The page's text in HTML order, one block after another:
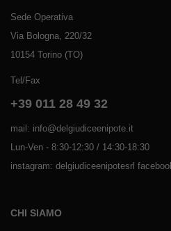
Sede Operativa
Via Bologna, 220/32
10154 Torino (TO)
Tel/Fax
+39 011 28 49 32
mail: info@delgiudiceenipote.it
Lun-Ven - 8:30-12:30 / 14:30-18:30
instagram: delgiudiceenipotesrl
CHI SIAMO